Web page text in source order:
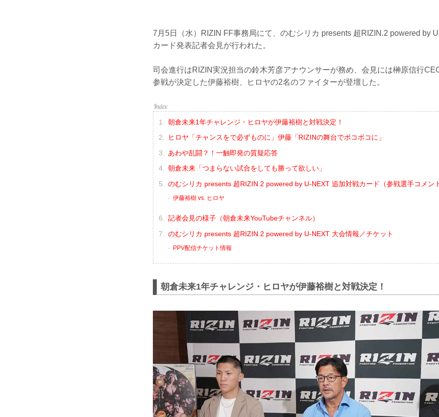
7月5日（水）RIZIN FF事務局にて、のむシリカ presents 超RIZIN.2 powered by
カード発表記者会見が行われた。
司会進行はRIZIN実況担当の鈴木芳彦アナウンサーが務め、会見には榊原信行
参戦が決定した伊藤裕樹、ヒロヤの2名のファイターが登壇した。
朝倉未来1年チャレンジ・ヒロヤが伊藤裕樹と対戦決定！
ヒロヤ「チャンスをで必ずものに」伊藤「RIZINの舞台でボコボコに」
あわや乱闘？！一触即発の質疑応答
朝倉未来「つまらない試合をしても勝って欲しい」
のむシリカ presents 超RIZIN.2 powered by U-NEXT 追加対戦カード（参戦選手コメン
伊藤裕樹 vs. ヒロヤ
記者会見の様子（朝倉未来YouTubeチャンネル）
のむシリカ presents 超RIZIN.2 powered by U-NEXT 大会情報／チケット
PPV配信チケット情報
朝倉未来1年チャレンジ・ヒロヤが伊藤裕樹と対戦決定！